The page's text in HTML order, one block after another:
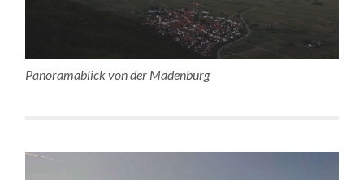
Panoramablick von der Madenburg